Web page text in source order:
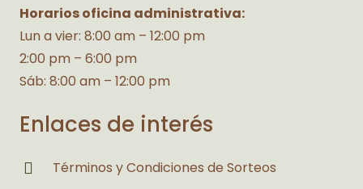
Horarios oficina administrativa:
Lun a vier: 8:00 am – 12:00 pm
2:00 pm – 6:00 pm
Sáb: 8:00 am – 12:00 pm
Enlaces de interés
Términos y Condiciones de Sorteos